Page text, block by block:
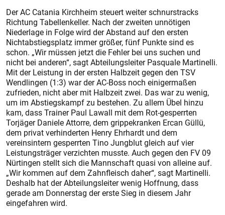
Der AC Catania Kirchheim steuert weiter schnurstracks
Richtung Tabellenkeller. Nach der zweiten unnötigen
Niederlage in Folge wird der Abstand auf den ersten
Nichtabstiegsplatz immer größer, fünf Punkte sind es
schon. „Wir müssen jetzt die Fehler bei uns suchen und
nicht bei anderen“, sagt Abteilungsleiter Pasquale Martinelli.
Mit der Leistung in der ersten Halbzeit gegen den TSV
Wendlingen (1:3) war der AC-Boss noch einigermaßen
zufrieden, nicht aber mit Halbzeit zwei. Das war zu wenig,
um im Abstiegskampf zu bestehen. Zu allem Übel hinzu
kam, dass Trainer Paul Lawall mit dem Rot-gesperrten
Torjäger Daniele Attorre, dem grippekranken Ercan Güllü,
dem privat verhinderten Henry Ehrhardt und dem
vereinsintern gesperrten Tino Jungblut gleich auf vier
Leistungsträger verzichten musste. Auch gegen den FV 09
Nürtingen stellt sich die Mannschaft quasi von alleine auf.
„Wir kommen auf dem Zahnfleisch daher“, sagt Martinelli.
Deshalb hat der Abteilungsleiter wenig Hoffnung, dass
gerade am Donnerstag der erste Sieg in diesem Jahr
eingefahren wird.